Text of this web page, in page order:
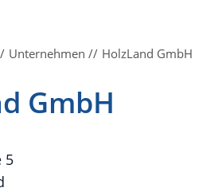
Unternehmen HolzLand GmbH
GmbH
5